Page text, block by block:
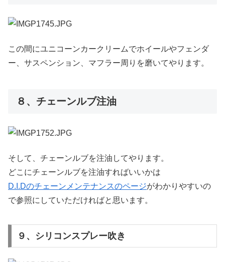
この間にユニコーンカークリームでホイールやフェンダ
ー、サスペンション、マフラー周りを磨いてやります。
８、チェーンルブ注油
そして、チェーンルブを注油してやります。
どこにチェーンルブを注油すればいいかは
D.I.Dのチェーンメンテナンスのページがわかりやすいの
で参照にしていただければと思います。
９、シリコンスプレー吹き